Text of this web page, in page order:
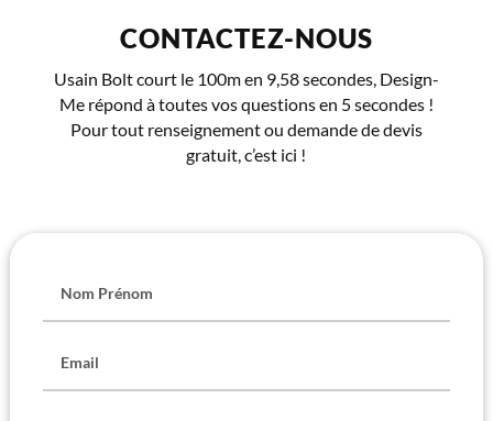
CONTACTEZ-NOUS
Usain Bolt court le 100m en 9,58 secondes, Design-
Me répond à toutes vos questions en 5 secondes !
Pour tout renseignement ou demande de devis
gratuit, c’est ici !